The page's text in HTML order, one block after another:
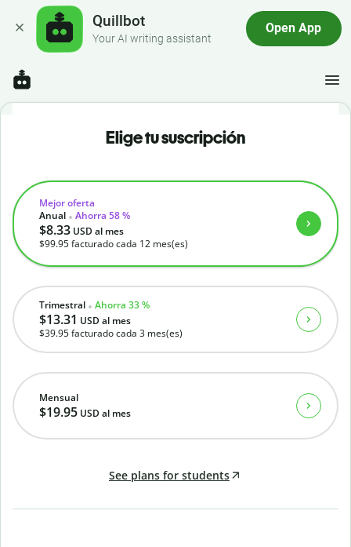
Quillbot
Your AI writing assistant
Open App
Elige tu suscripción
Mensual
$19.95 USD al mes
Trimestral Ahorra 33 %
$13.31 USD al mes
$39.95facturado cada 3 mes(es)
Mejor oferta
Anual
Ahorra 58 %
$8.33 USD al mes
$99.95facturado cada 12 mes(es)
See plans for students